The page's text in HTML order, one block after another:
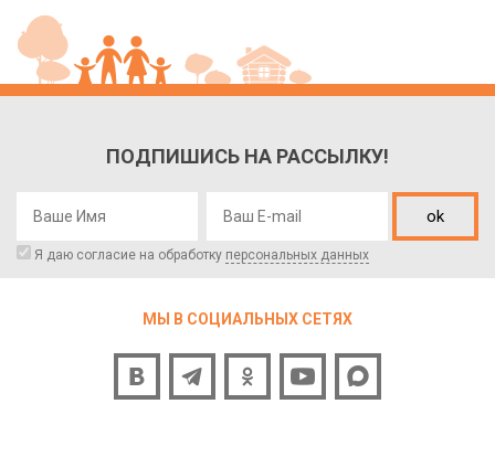
ПОДПИШИСЬ НА РАССЫЛКУ!
ok
Я даю согласие на обработку персональных данных
МЫ В СОЦИАЛЬНЫХ СЕТЯХ